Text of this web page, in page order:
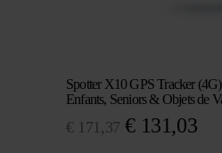
Spotter X10 GPS Tracker
Enfants, Seniors & Objets de
€ 171,37 Le
€ 131,03Le